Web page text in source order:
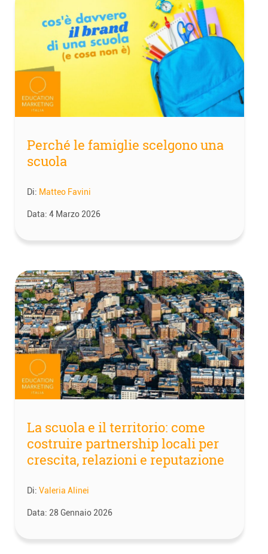
Perché le famiglie scelgono una
scuola
Di: Matteo Favini
Data: 4 Marzo 2026
La scuola e il territorio: come
costruire partnership locali per
crescita, relazioni e reputazione
Di: Valeria Alinei
Data: 28 Gennaio 2026